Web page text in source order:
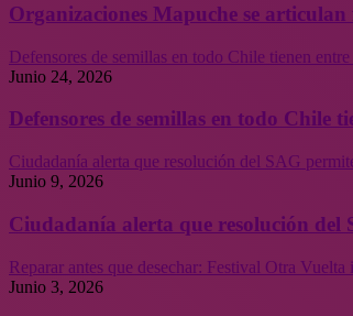
Organizaciones Mapuche se
Defensores de semillas en todo Chile tienen
Junio 24, 2026
Defensores de semillas en todo Chile
Ciudadanía alerta que resolución del SAG
Junio 9, 2026
Ciudadanía alerta que resolución del
Reparar antes que desechar: Festival Otra
Junio 3, 2026